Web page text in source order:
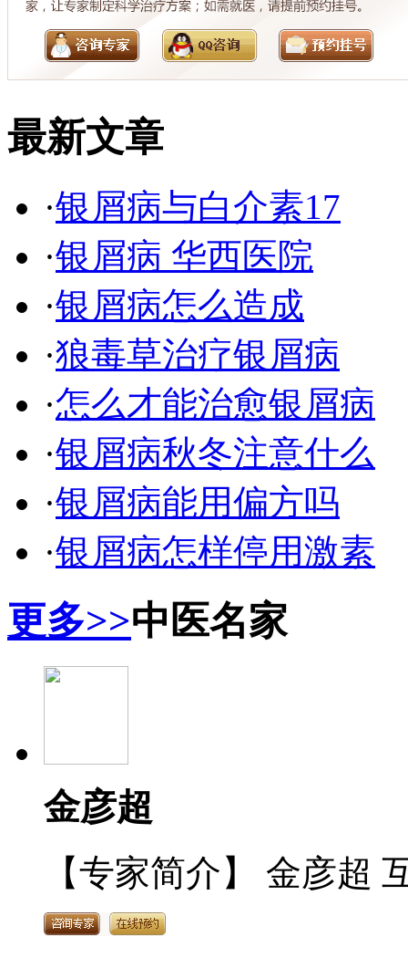
最新文章
·银屑病与白介素17
·银屑病 华西医院
·银屑病怎么造成
·狼毒草治疗银屑病
·怎么才能治愈银屑病
·银屑病秋冬注意什么
·银屑病能用偏方吗
·银屑病怎样停用激素
更多>>中医名家
金彦超
【专家简介】 金彦超